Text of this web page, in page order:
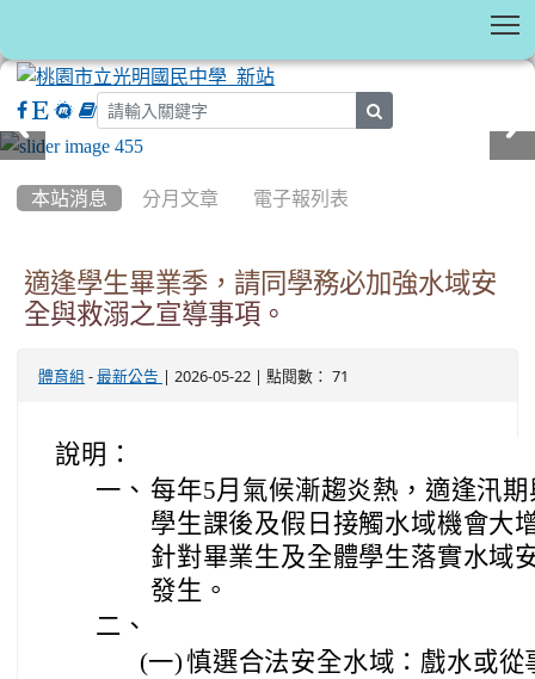
本站消息 分月文章 電子報列表
適逢學生畢業季，請同學務必加強水域安
全與救溺之宣導事項。
體育組 - 最新公告 | 2026-05-22 | 點閱數： 71
說明：
一、 每年5月氣候漸趨炎熱，適逢汛
學生課後及假日接觸水域機會大
針對畢業生及全體學生落實水域
發生。
二、
(一)慎選合法安全水域：戲水或